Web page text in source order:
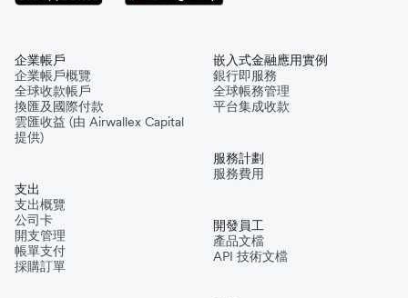
企業帳戶
企業帳戶概覽
全球收款帳戶
換匯及國際付款
雲匯收益 (由 Airwallex Capital
提供)
支出
支出概覽
公司卡
開支管理
帳單支付
採購訂單
嵌入式金融應用實例
銀行即服務
全球帳務管理
平台集成收款
服務計劃
服務費用
開發員工
產品文檔
API 技術文檔